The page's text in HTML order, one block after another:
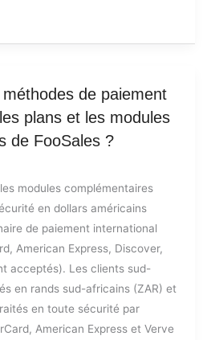
de paiement
plans et les modules
de FooSales ?
modules complémentaires
en dollars américains
de paiement international
American Express, Discover,
acceptés). Les clients sud-
en rands sud-africains (ZAR) et
en toute sécurité par
American Express et Verve